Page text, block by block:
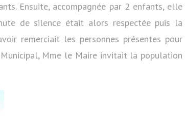
Ensuite, accompagnée par 2 enfants, elle
de silence était alors respectée puis la
remerciait les personnes présentes pour
Mme le Maire invitait la population